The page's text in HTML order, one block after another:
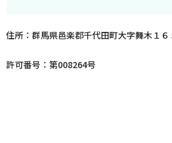
住所：群馬県邑楽郡千代田町大字舞木１６
許可番号：第008264号